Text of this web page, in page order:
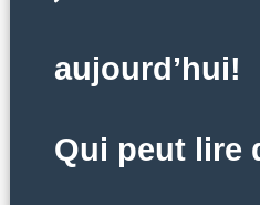
aujourd’hui!
Qui peut lire